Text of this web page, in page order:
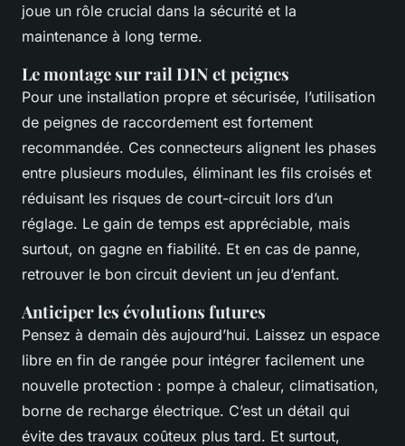
joue un rôle crucial dans la sécurité et la
maintenance à long terme.
Le montage sur rail DIN et peignes
Pour une installation propre et sécurisée, l’utilisation
de peignes de raccordement est fortement
recommandée. Ces connecteurs alignent les phases
entre plusieurs modules, éliminant les fils croisés et
réduisant les risques de court-circuit lors d’un
réglage. Le gain de temps est appréciable, mais
surtout, on gagne en fiabilité. Et en cas de panne,
retrouver le bon circuit devient un jeu d’enfant.
Anticiper les évolutions futures
Pensez à demain dès aujourd’hui. Laissez un espace
libre en fin de rangée pour intégrer facilement une
nouvelle protection : pompe à chaleur, climatisation,
borne de recharge électrique. C’est un détail qui
évite des travaux coûteux plus tard. Et surtout,